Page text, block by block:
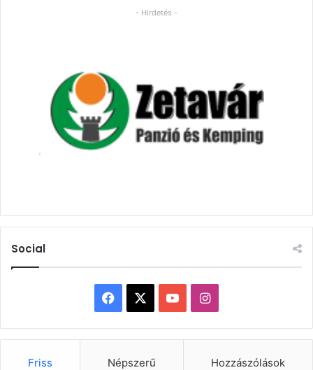
- Hirdetés -
Social
Facebook YouTubeInstagram
Friss Népszerű Hozzászólások